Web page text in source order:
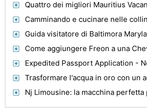
Quattro dei migliori Mauritius
Camminando e cucinare nelle
Guida visitatore di Baltimora
Come aggiungere Freon a una
Nj Limousine: la macchina perfetta